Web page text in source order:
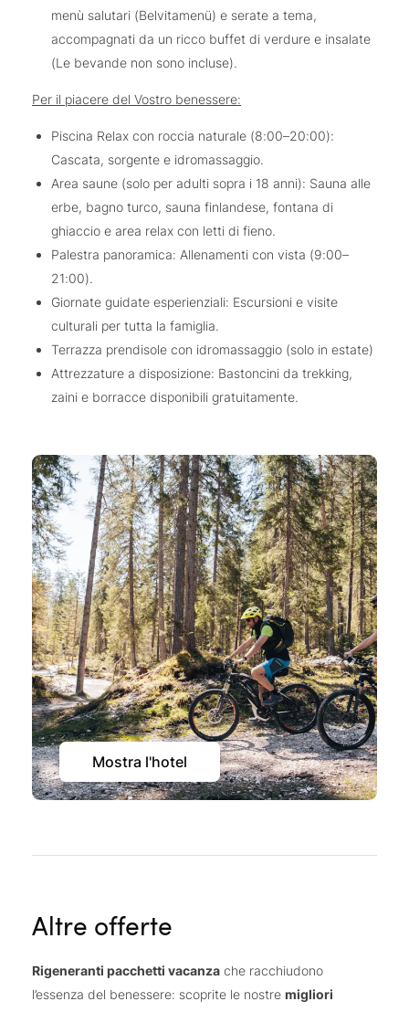
menù salutari (Belvitamenü) e serate a tema,
accompagnati da un ricco buffet di verdure e insalate
(Le bevande non sono incluse).
Per il piacere del Vostro benessere:
Piscina Relax con roccia naturale (8:00–20:00):
Cascata, sorgente e idromassaggio.
Area saune (solo per adulti sopra i 18 anni): Sauna alle
erbe, bagno turco, sauna finlandese, fontana di
ghiaccio e area relax con letti di fieno.
Palestra panoramica: Allenamenti con vista (9:00–
21:00).
Giornate guidate esperienziali: Escursioni e visite
culturali per tutta la famiglia.
Terrazza prendisole con idromassaggio (solo in estate)
Attrezzature a disposizione: Bastoncini da trekking,
zaini e borracce disponibili gratuitamente.
Mostra l'hotel
Altre offerte
Rigeneranti pacchetti vacanza che racchiudono
l’essenza del benessere: scoprite le nostre migliori